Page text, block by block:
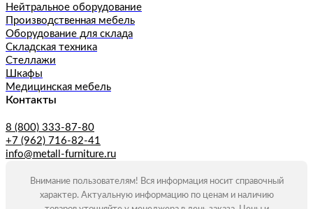
Нейтральное оборудование
Производственная мебель
Оборудование для склада
Складская техника
Стеллажи
Шкафы
Медицинская мебель
Контакты
8 (800) 333-87-80
+7 (962) 716-82-41
info@metall-furniture.ru
Внимание пользователям! Вся информация носит справочный
характер. Актуальную информацию по ценам и наличию